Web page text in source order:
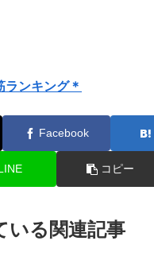
ランキング＊
Facebook
コピー
いる関連記事